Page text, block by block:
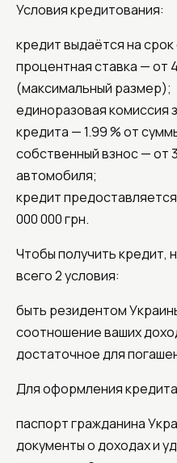
Условия кредитования:
кредит выдаётся на срок
процентная ставка — от
(максимальный размер);
единоразовая комиссия
кредита — 1.99 % от
собственный взнос — от
автомобиля;
кредит предоставляется
000 000 грн.
Чтобы получить кредит,
всего 2 условия:
быть резидентом
соотношение ваших
достаточное для
Для оформления
паспорт гражданина
документы о доходах и